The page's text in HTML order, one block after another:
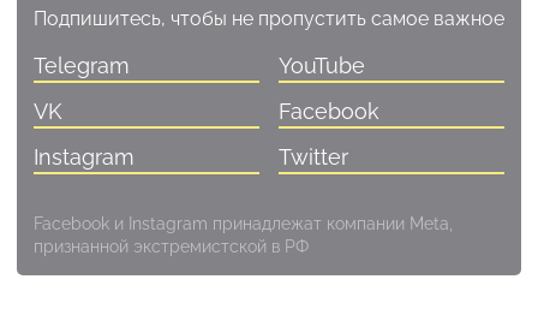
Подпишитесь, чтобы не пропустить самое важное
Telegram
YouTube
VK
Facebook
Instagram
Twitter
Facebook и Instagram принадлежат компании Meta,
признанной экстремистской в РФ